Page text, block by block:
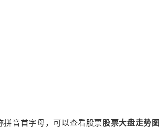
拼音首字母，可以查看股票股票大盘走势图